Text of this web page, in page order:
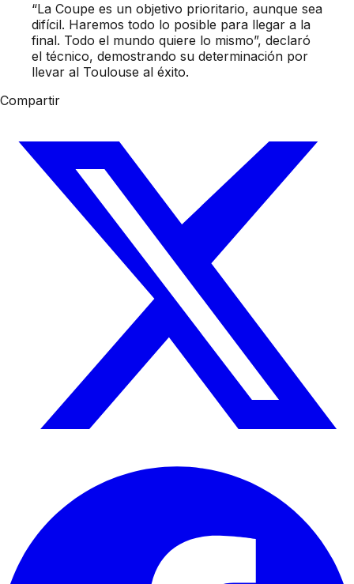
“La Coupe es un objetivo prioritario, aunque sea
difícil. Haremos todo lo posible para llegar a la
final. Todo el mundo quiere lo mismo”, declaró
el técnico, demostrando su determinación por
llevar al Toulouse al éxito.
Compartir